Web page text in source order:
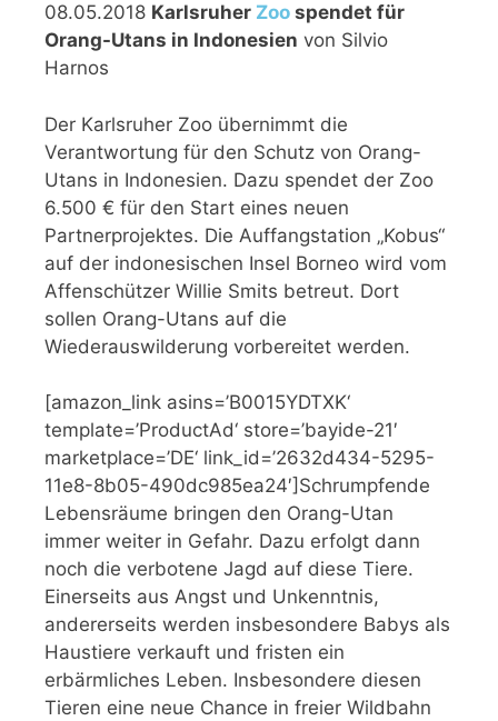
08.05.2018 Karlsruher Zoo spendet für
Orang-Utans in Indonesien von Silvio
Harnos
Der Karlsruher Zoo übernimmt die
Verantwortung für den Schutz von Orang-
Utans in Indonesien. Dazu spendet der Zoo
6.500 € für den Start eines neuen
Partnerprojektes. Die Auffangstation „Kobus“
auf der indonesischen Insel Borneo wird vom
Affenschützer Willie Smits betreut. Dort
sollen Orang-Utans auf die
Wiederauswilderung vorbereitet werden.
[amazon_link asins=’B0015YDTXK‘
template=’ProductAd‘ store=’bayide-21′
marketplace=’DE‘ link_id=’2632d434-5295-
11e8-8b05-490dc985ea24′]Schrumpfende
Lebensräume bringen den Orang-Utan
immer weiter in Gefahr. Dazu erfolgt dann
noch die verbotene Jagd auf diese Tiere.
Einerseits aus Angst und Unkenntnis,
andererseits werden insbesondere Babys als
Haustiere verkauft und fristen ein
erbärmliches Leben. Insbesondere diesen
Tieren eine neue Chance in freier Wildbahn